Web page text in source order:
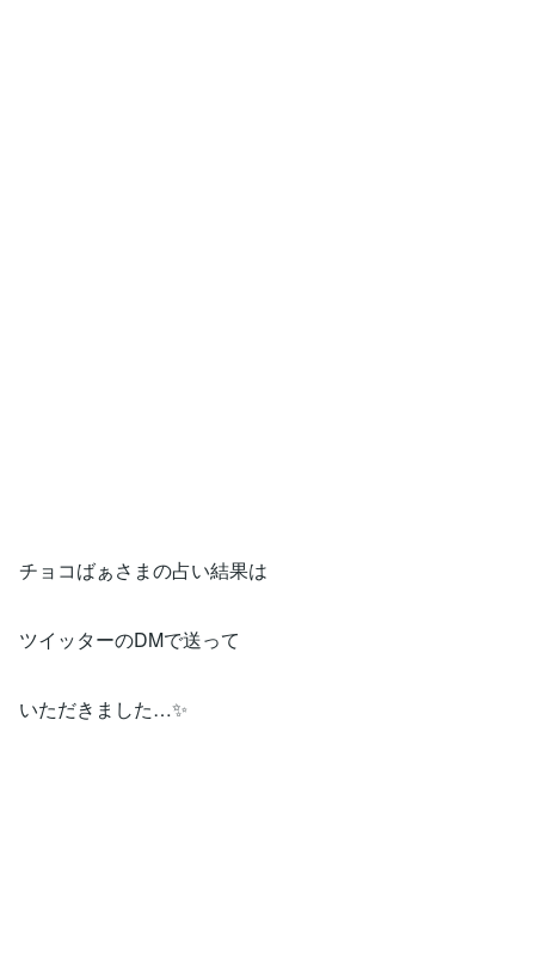
チョコばぁさまの占い結果は
ツイッターのDMで送って
いただきました…✨